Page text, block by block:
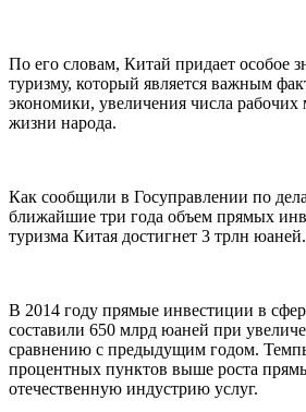
По его словам, Китай придает особое
туризму, который является важным
экономики, увеличения числа рабочих
жизни народа.
Как сообщили в Госуправлении по
ближайшие три года объем прямых
туризма Китая достигнет 3 трлн юаней.
В 2014 году прямые инвестиции в
составили 650 млрд юаней при
сравнению с предыдущим годом.
процентных пунктов выше роста
отечественную индустрию услуг.